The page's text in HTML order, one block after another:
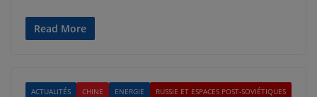
Read More
ACTUALITÉS CHINE ENERGIE RUSSIE ET ESPACES POST-SOVIÉTIQUES